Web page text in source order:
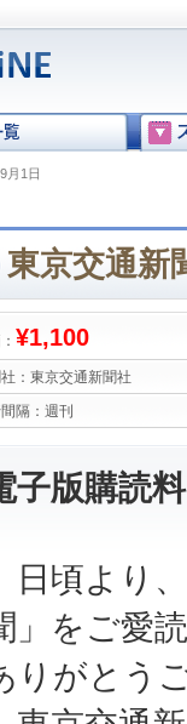
月1日
東京交通新
¥1,100
： 東京交通新聞社
隔： 週刊
子版購読
日頃より
」をご愛
りがとう